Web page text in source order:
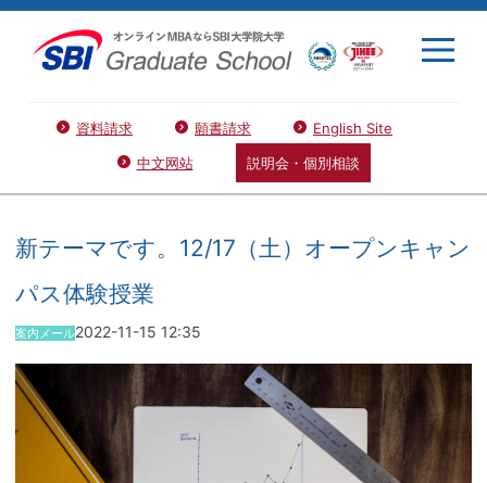
資料請求 願書請求
English Site
中文网站
説明会・個別相談
新テーマです。12/17（土）オープンキャン
パス体験授業
案内メール2022-11-15 12:35